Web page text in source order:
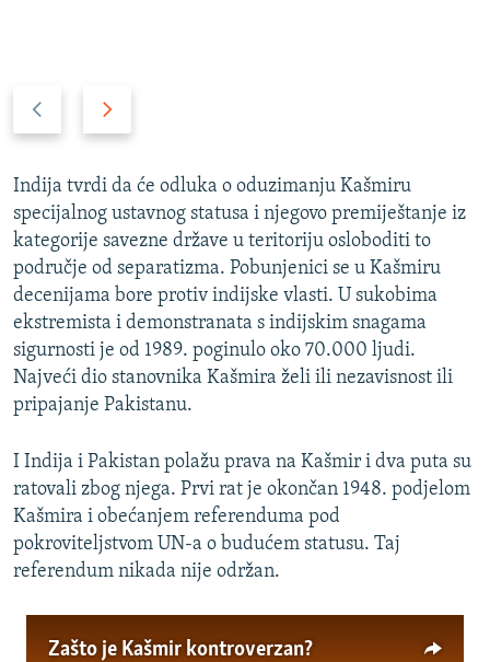
t
h
o
d
n
i
s
l
a
d
e
d
n
i
s
l
a
j
d
Indija tvrdi da će odluka o oduzimanju Kašmiru
specijalnog ustavnog statusa i njegovo premiještanje iz
kategorije savezne države u teritoriju osloboditi to
područje od separatizma. Pobunjenici se u Kašmiru
decenijama bore protiv indijske vlasti. U sukobima
ekstremista i demonstranata s indijskim snagama
sigurnosti je od 1989. poginulo oko 70.000 ljudi.
Najveći dio stanovnika Kašmira želi ili nezavisnost ili
pripajanje Pakistanu.
I Indija i Pakistan polažu prava na Kašmir i dva puta su
ratovali zbog njega. Prvi rat je okončan 1948. podjelom
Kašmira i obećanjem referenduma pod
pokroviteljstvom UN-a o budućem statusu. Taj
referendum nikada nije održan.
Zašto je Kašmir kontroverzan?